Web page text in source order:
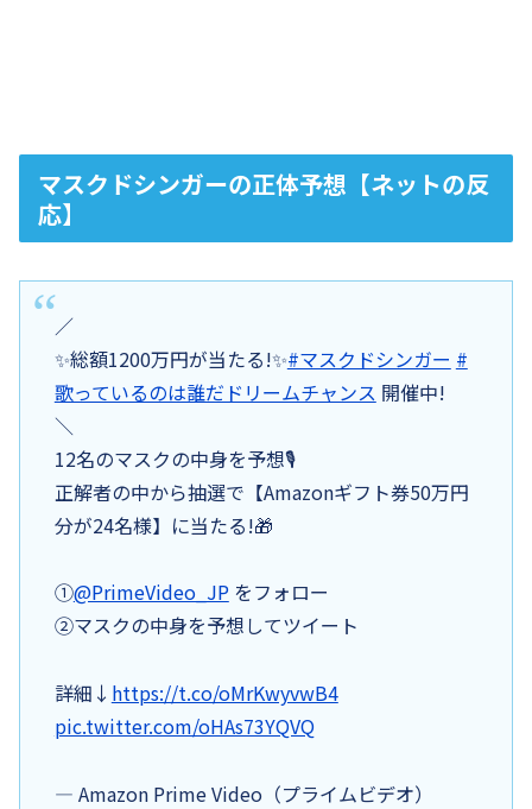
マスクドシンガーの正体予想【ネットの反
応】
／
✨総額1200万円が当たる!✨#マスクドシンガー #
歌っているのは誰だドリームチャンス 開催中!
＼
12名のマスクの中身を予想🎙
正解者の中から抽選で【Amazonギフト券50万円
分が24名様】に当たる!🎁
①@PrimeVideo_JPをフォロー
②マスクの中身を予想してツイート
詳細↓ https://t.co/oMrKwyvwB4
pic.twitter.com/oHAs73YQVQ
— Amazon Prime Video（プライムビデオ）